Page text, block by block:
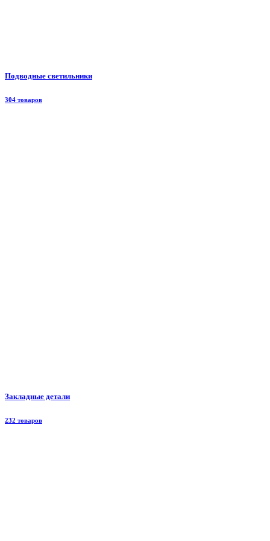
Подводные светильники
304 товаров
Закладные детали
232 товаров